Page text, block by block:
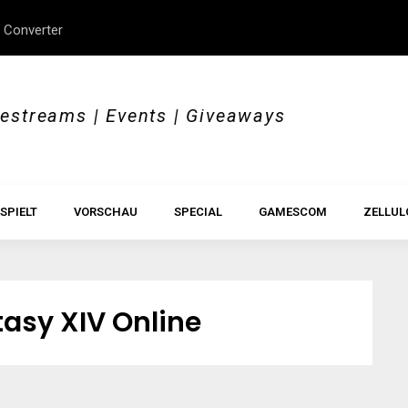
ConverterBeyond Borders
| Events | Giveaways
VORSCHAU SPECIAL GAMESCOM
XIV Online